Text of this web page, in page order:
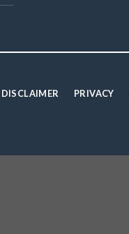
DISCLAIMER PRIVACY